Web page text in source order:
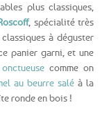
plus classiques,
, spécialité très
à déguster
panier garni, et une
comme on
au beurre saléà la
ronde en bois !